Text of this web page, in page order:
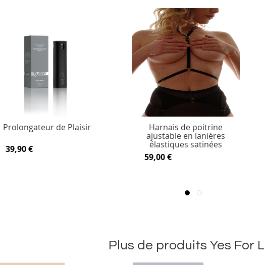
Prolongateur de Plaisir
39,90 €
Harnais de poitrine
ajustable en lanières
élastiques satinées
59,00 €
Plus de produits Yes For